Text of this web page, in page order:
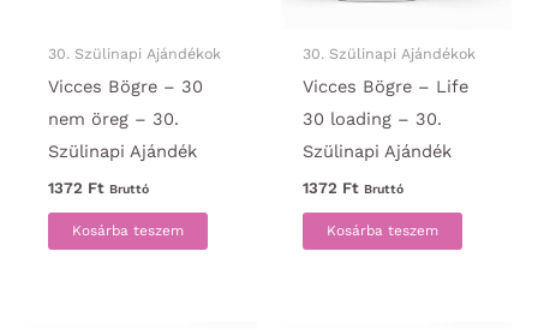
30. Szülinapi Ajándékok
Vicces Bögre – 30
nem öreg – 30.
Szülinapi Ajándék
1372 Ft Bruttó
Kosárba teszem
30. Szülinapi Ajándékok
Vicces Bögre – Life
30 loading – 30.
Szülinapi Ajándék
1372 Ft Bruttó
Kosárba teszem